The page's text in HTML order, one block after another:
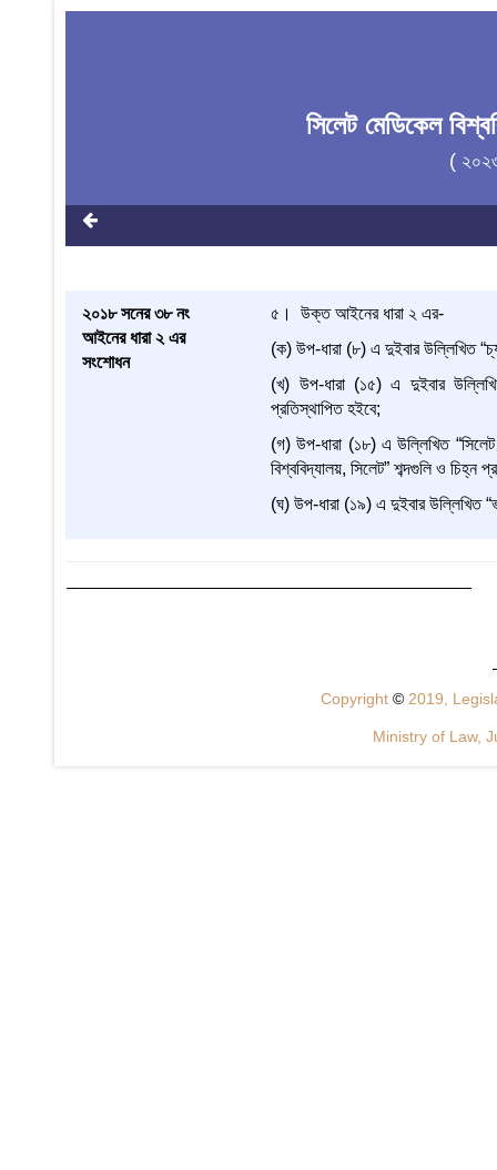
সিলেট মেডিকেল
(
২০১৮ সনের ৩৮ নং
আইনের ধারা ২ এর
সংশোধন
৫। উক্ত আইনের ধারা ২ এর-
(ক) উপ-ধারা (৮) এ দুইবার উল্লিখিত
(খ) উপ-ধারা (১৫) এ দুইবার উল্লিখিত
প্রতিস্থাপিত হইবে;
(গ) উপ-ধারা (১৮) এ উল্লিখিত “সিলেট
বিশ্ববিদ্যালয়, সিলেট” শব্দগুলি ও চিহ্ন
(ঘ) উপ-ধারা (১৯) এ দুইবার উল্লিখিত
Copyright © 2019,
Ministry of Law,